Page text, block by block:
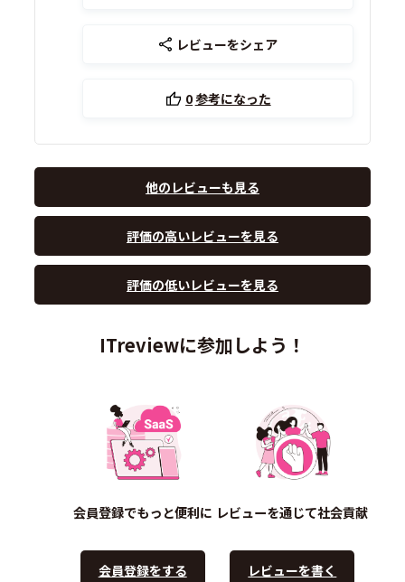
レビューをシェア
0参考になった
他のレビューも見る
評価の高いレビューを見る
評価の低いレビューを見る
ITreviewに参加しよう！
会員登録でもっと便利に
会員登録をする
レビューを通じて社会貢献
レビューを書く